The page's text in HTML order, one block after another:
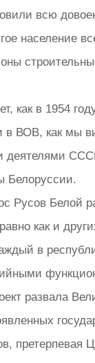
всю
население
как в 1954
в ВОВ, как мы
Белоруссии.
Русов Белой
как и
в
развала